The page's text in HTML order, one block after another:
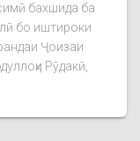
бахшида ба
бо иштироки
Ҷоизаи
Рӯдакӣ,